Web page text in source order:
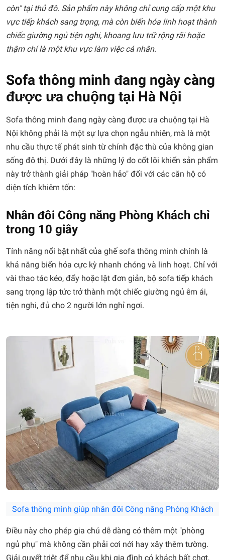
còn" tại thủ đô. Sản phẩm này không chỉ cung cấp một khu
vực tiếp khách sang trọng, mà còn biến hóa linh hoạt thành
chiếc giường ngủ tiện nghi, khoang lưu trữ rộng rãi hoặc
thậm chí là một khu vực làm việc cá nhân.
Sofa thông minh đang ngày càng
được ưa chuộng tại Hà Nội
Sofa thông minh đang ngày càng được ưa chuộng tại Hà
Nội không phải là một sự lựa chọn ngẫu nhiên, mà là một
nhu cầu thực tế phát sinh từ chính đặc thù của không gian
sống đô thị. Dưới đây là những lý do cốt lõi khiến sản phẩm
này trở thành giải pháp "hoàn hảo" đối với các căn hộ có
diện tích khiêm tốn:
Nhân đôi Công năng Phòng Khách chỉ
trong 10 giây
Tính năng nổi bật nhất của ghế sofa thông minh chính là
khả năng biến hóa cực kỳ nhanh chóng và linh hoạt. Chỉ với
vài thao tác kéo, đẩy hoặc lật đơn giản, bộ sofa tiếp khách
sang trọng lập tức trở thành một chiếc giường ngủ êm ái,
tiện nghi, đủ cho 2 người lớn nghỉ ngơi.
Sofa thông minh giúp nhân đôi Công năng Phòng Khách
Điều này cho phép gia chủ dễ dàng có thêm một "phòng
ngủ phụ" mà không cần phải cơi nới hay xây thêm tường.
Giải quyết triệt để nhu cầu khi gia đình có khách bất chợt,